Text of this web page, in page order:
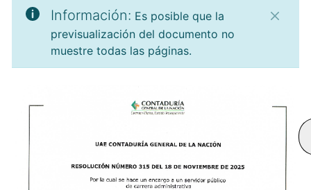
Información: Es posible que la
previsualización del documento no
muestre todas las páginas.